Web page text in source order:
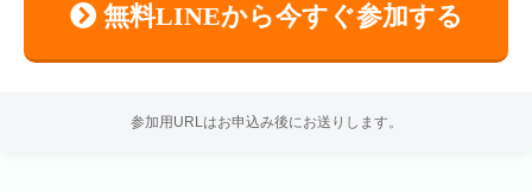
無料LINEから今すぐ参加する
参加用URLはお申込み後にお送りします。